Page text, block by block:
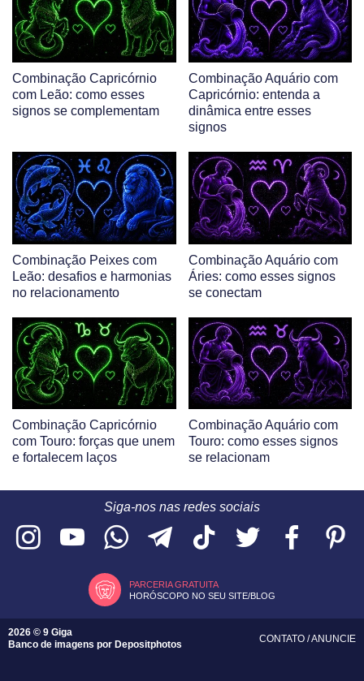
Combinação Capricórnio
com Leão: como esses
signos se complementam
Combinação Aquário com
Capricórnio: entenda a
dinâmica entre esses
signos
Combinação Peixes com
Leão: desafios e harmonias
no relacionamento
Combinação Aquário com
Áries: como esses signos
se conectam
Combinação Capricórnio
com Touro: forças que unem
e fortalecem laços
Combinação Aquário com
Touro: como esses signos
se relacionam
Siga-nos nas redes sociais
PARCERIA GRATUITA
HORÓSCOPO NO SEU SITE/BLOG
2026 © 9 Giga
Banco de imagens por Depositphotos
CONTATO /ANUNCIE